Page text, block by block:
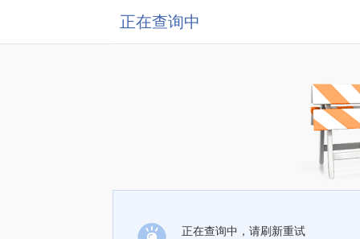
正在查询中
正在查询中，请刷新重试